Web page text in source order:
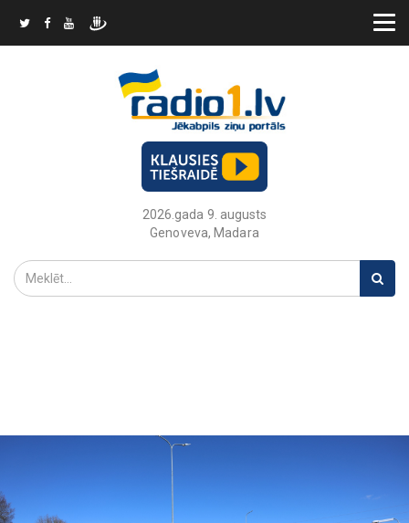
2026.gada 9. augusts
Genoveva, Madara